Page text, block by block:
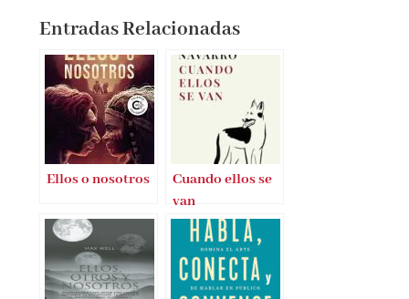
Entradas Relacionadas
Ellos o nosotros
Cuando ellos se
van